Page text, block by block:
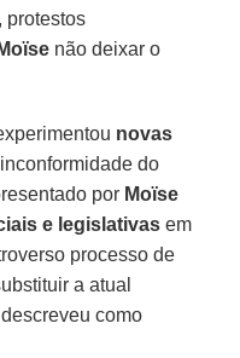
protestos
Moïse não deixar o
novas
do
por Moïse
e legislativas em
processo de
a atual
como